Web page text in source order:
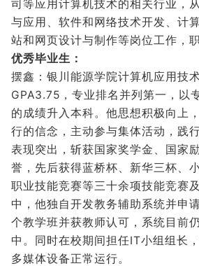
司等应用计算机技术的相关行业，
与应用、软件和网络技术开发、计
站和网页设计与制作等岗位工作，
优秀毕业生：
摆鑫：银川能源学院计算机应用技
GPA3.75，专业排名并列第一，以
的成绩升入本科。他思想积极向上
行的信念，主动参与集体活动，践
表现突出，斩获国家奖学金、国家
誉，先后获得蓝桥杯、新华三杯、
职业技能竞赛等三十余项技能竞赛
中，他独自开发教务辅助系统并申
个教学班并获教师认可，系统目前
中。同时在校期间担任IT小组组长
多媒体设备正常运行。